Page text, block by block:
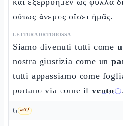
καὶ ἐξερρύημεν ὡς φύλλα
οὕτως ἄνεμος οἴσει ἡμᾶς.
LETTURA ORTODOSSA
Siamo divenuti tutti come
nostra giustizia come un
tutti appassiamo come
portano via come ilventoⓘ.
6 🗝️2